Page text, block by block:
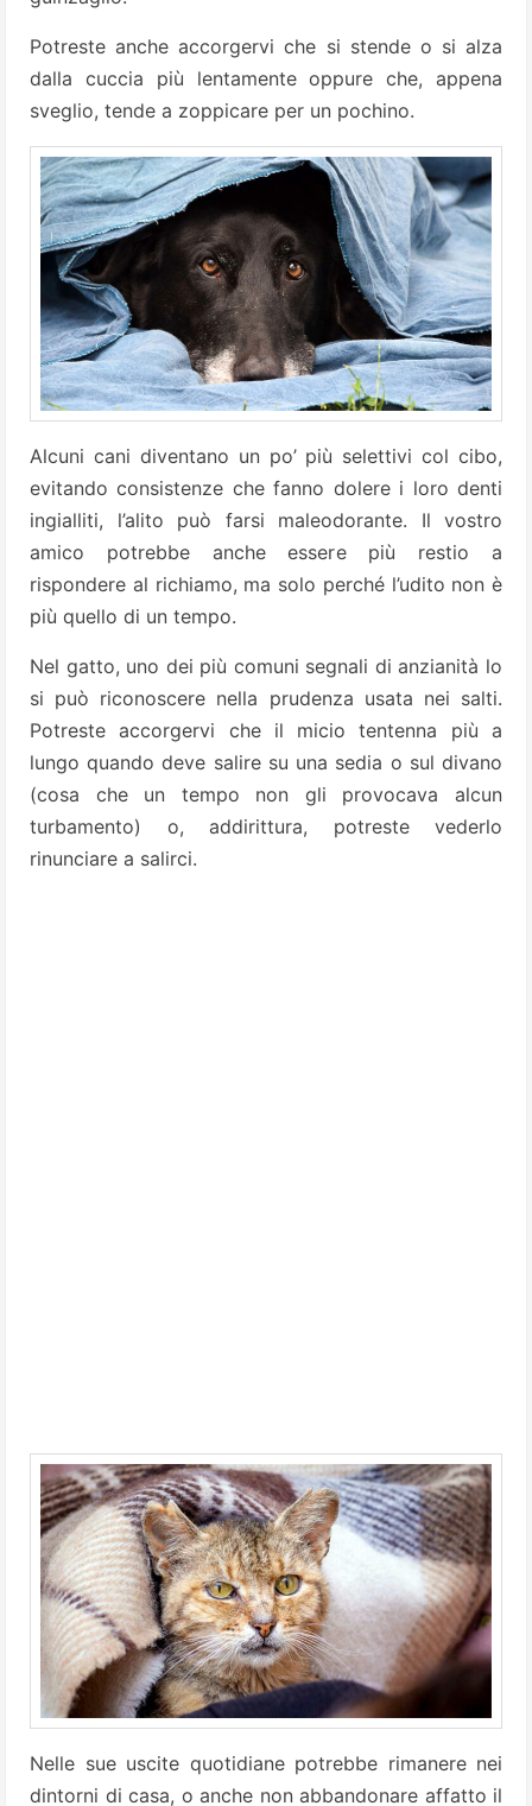
Potreste anche accorgervi che si stende o si alza
dalla cuccia più lentamente oppure che, appena
sveglio, tende a zoppicare per un pochino.
Alcuni cani diventano un po’ più selettivi col cibo,
evitando consistenze che fanno dolere i loro denti
ingialliti, l’alito può farsi maleodorante. Il vostro
amico potrebbe anche essere più restio a
rispondere al richiamo, ma solo perché l’udito non è
più quello di un tempo.
Nel gatto, uno dei più comuni segnali di anzianità lo
si può riconoscere nella prudenza usata nei salti.
Potreste accorgervi che il micio tentenna più a
lungo quando deve salire su una sedia o sul divano
(cosa che un tempo non gli provocava alcun
turbamento) o, addirittura, potreste vederlo
rinunciare a salirci.
Nelle sue uscite quotidiane potrebbe rimanere nei
dintorni di casa, o anche non abbandonare affatto il